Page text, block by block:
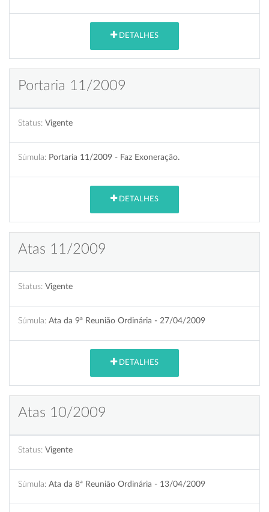
DETALHES
Portaria 11/2009
Status: Vigente
Súmula: Portaria 11/2009 - Faz Exoneração.
DETALHES
Atas 11/2009
Status: Vigente
Súmula: Ata da 9ª Reunião Ordinária - 27/04/2009
DETALHES
Atas 10/2009
Status: Vigente
Súmula: Ata da 8ª Reunião Ordinária - 13/04/2009